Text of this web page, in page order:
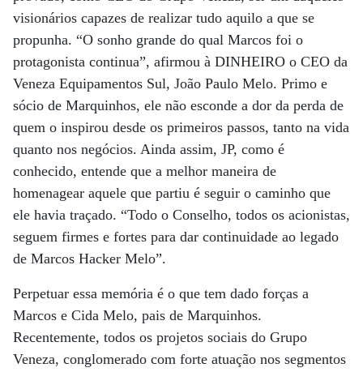
visionários capazes de realizar tudo aquilo a que se
propunha. “O sonho grande do qual Marcos foi o
protagonista continua”, afirmou à DINHEIRO o CEO da
Veneza Equipamentos Sul, João Paulo Melo. Primo e
sócio de Marquinhos, ele não esconde a dor da perda de
quem o inspirou desde os primeiros passos, tanto na vida
quanto nos negócios. Ainda assim, JP, como é
conhecido, entende que a melhor maneira de
homenagear aquele que partiu é seguir o caminho que
ele havia traçado. “Todo o Conselho, todos os acionistas,
seguem firmes e fortes para dar continuidade ao legado
de Marcos Hacker Melo”.
Perpetuar essa memória é o que tem dado forças a
Marcos e Cida Melo, pais de Marquinhos.
Recentemente, todos os projetos sociais do Grupo
Veneza, conglomerado com forte atuação nos segmentos